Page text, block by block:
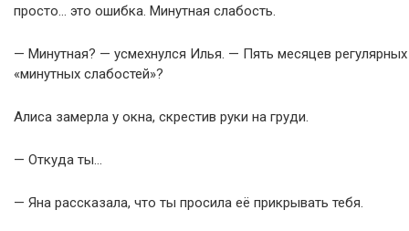
просто… это ошибка. Минутная слабость.
— Минутная? — усмехнулся Илья. — Пять месяцев регулярных
«минутных слабостей»?
Алиса замерла у окна, скрестив руки на груди.
— Откуда ты…
— Яна рассказала, что ты просила её прикрывать тебя.